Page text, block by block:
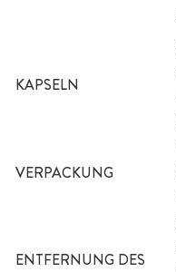
KAPSELN
VERPACKUNG
ENTFERNUNG DES